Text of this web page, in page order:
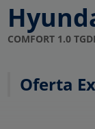
COMFORT 1.0
Oferta